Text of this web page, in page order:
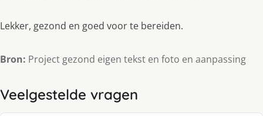
Lekker, gezond en goed voor te bereiden.
Bron: Project gezond eigen tekst en foto en aanpassing
Veelgestelde vragen